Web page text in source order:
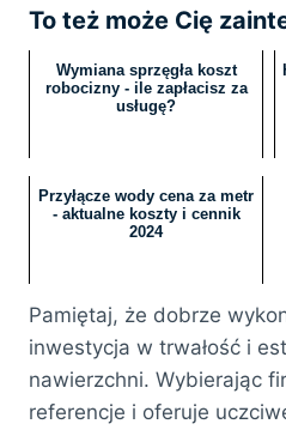
To też może Cię
Wymiana sprzęgła koszt
robocizny - ile zapłacisz za
usługę?
Przyłącze wody cena za metr
- aktualne koszty i cennik
2024
Pamiętaj, że dobrze
inwestycja w trwałość i
nawierzchni. Wybierając
referencje i oferuje